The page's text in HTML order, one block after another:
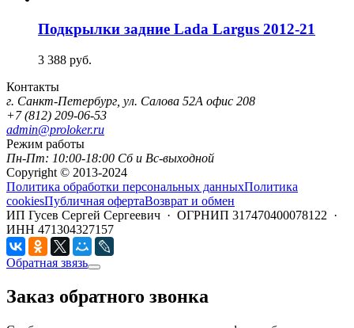
Подкрылки задние Lada Largus 2012-21
3 388 руб.
Контакты
г. Санкт-Петербург, ул. Салова 52А офис 208
+7 (812) 209-06-53
admin@proloker.ru
Режим работы
Пн-Пт: 10:00-18:00 Сб и Вс-выходной
Copyright © 2013-2024
Политика обработки персональных данныхПолитика
cookiesПубличная офертаВозврат и обмен
ИП Гусев Сергей Сергеевич · ОГРНИП 317470400078122 ·
ИНН 471304327157
Обратная звязь
Заказ обратного звонка